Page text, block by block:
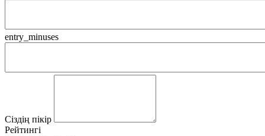
entry_minuses
Сіздің пікір
Рейтингі